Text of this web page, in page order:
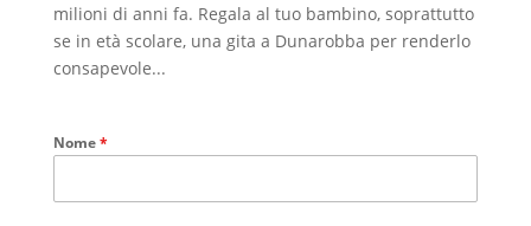
milioni di anni fa. Regala al tuo bambino, soprattutto
se in età scolare, una gita a Dunarobba per renderlo
consapevole...
Nome*